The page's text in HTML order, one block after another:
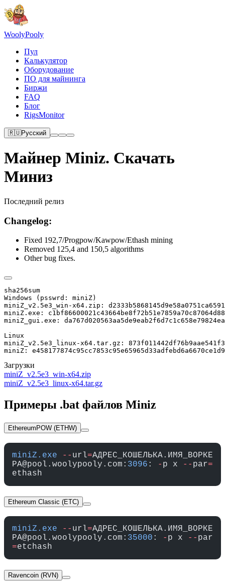
WoolyPooly
Пул
Калькулятор
Оборудование
ПО для майнинга
Биржи
FAQ
Блог
RigsMonitor
🇷🇺Русский
Майнер Miniz. Скачать
Миниз
Последний релиз
Changelog:
Fixed 192,7/Progpow/Kawpow/Ethash mining
Removed 125,4 and 150,5 algorithms
Other bug fixes.
sha256sum
Windows (psswrd: miniZ)
miniZ_v2.5e3_win-x64.zip:
miniZ.exe:
miniZ_gui.exe:
Linux
miniZ_v2.5e3_linux-x64.tar.gz:
miniZ:
Загрузки
miniZ_v2.5e3_win-x64.zip
miniZ_v2.5e3_linux-x64.tar.gz
Примеры .bat файлов Miniz
EthereumPOW (ETHW)
miniZ.exe -- url=АДРЕС_КОШЕЛЬКА.ИМЯ_ВОРКЕ
РА@pool.woolypooly.com: 3096 : - p x -- par=
ethash
Ethereum Classic (ETC)
miniZ.exe -- url=АДРЕС_КОШЕЛЬКА.ИМЯ_ВОРКЕ
РА@pool.woolypooly.com: 35000 : - p x -- par
=etchash
Ravencoin (RVN)